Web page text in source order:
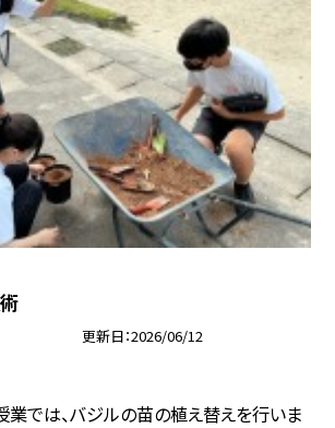
更新日 2026/06/12
では、バジルの苗の植え替えを行いま